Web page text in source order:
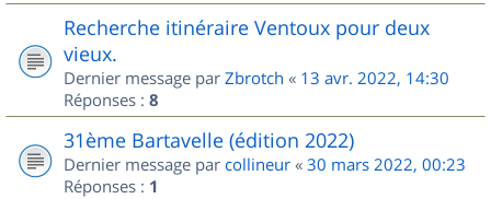
Recherche itinéraire Ventoux pour deux
vieux.
Dernier message par Zbrotch « 13 avr. 2022, 14:30
Réponses : 8
31ème Bartavelle (édition 2022)
Dernier message par collineur « 30 mars 2022, 00:23
Réponses : 1